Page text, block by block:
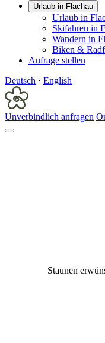
Urlaub in Flachau
Urlaub in
Skifahren in
Wandern in
Biken &
Anfrage stellen
Deutsch · English
Unverbindlich anfragen
Staunen